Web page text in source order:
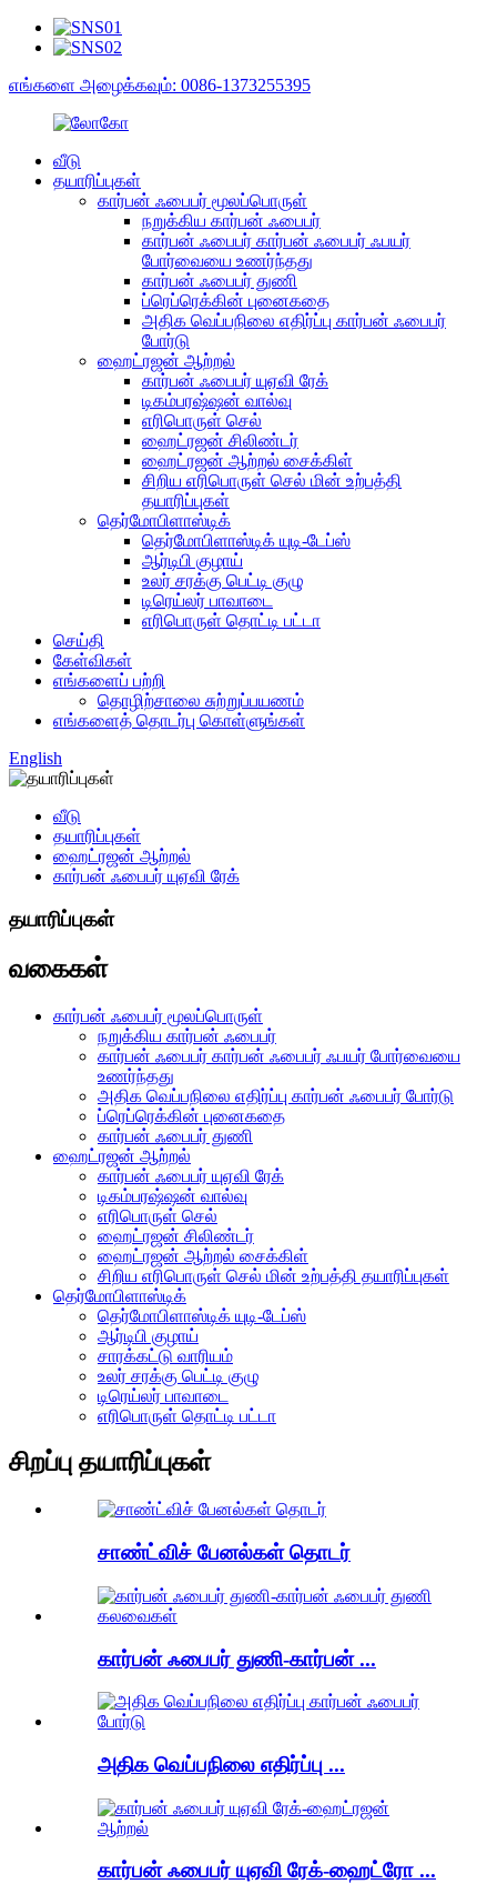
எங்களை அழைக்கவும்: 0086-1373255395
வீடு
தயாரிப்புகள்
கார்பன் ஃபைபர் மூலப்பொருள்
நறுக்கிய கார்பன் ஃபைபர்
கார்பன் ஃபைபர் கார்பன் ஃபைபர் ஃபயர்
போர்வையை உணர்ந்தது
கார்பன் ஃபைபர் துணி
ப்ரெப்ரெக்கின் புனைகதை
அதிக வெப்பநிலை எதிர்ப்பு கார்பன் ஃபைபர்
போர்டு
ஹைட்ரஜன் ஆற்றல்
கார்பன் ஃபைபர் யுஏவி ரேக்
டிகம்பரஷ்ஷன் வால்வு
எரிபொருள் செல்
ஹைட்ரஜன் சிலிண்டர்
ஹைட்ரஜன் ஆற்றல் சைக்கிள்
சிறிய எரிபொருள் செல் மின் உற்பத்தி
தயாரிப்புகள்
தெர்மோபிளாஸ்டிக்
தெர்மோபிளாஸ்டிக் யுடி-டேப்ஸ்
ஆர்டிபி குழாய்
உலர் சரக்கு பெட்டி குழு
டிரெய்லர் பாவாடை
எரிபொருள் தொட்டி பட்டா
செய்தி
கேள்விகள்
எங்களைப் பற்றி
தொழிற்சாலை சுற்றுப்பயணம்
எங்களைத் தொடர்பு கொள்ளுங்கள்
English
வீடு
தயாரிப்புகள்
ஹைட்ரஜன் ஆற்றல்
கார்பன் ஃபைபர் யுஏவி ரேக்
தயாரிப்புகள்
வகைகள்
கார்பன் ஃபைபர் மூலப்பொருள்
நறுக்கிய கார்பன் ஃபைபர்
கார்பன் ஃபைபர் கார்பன் ஃபைபர் ஃபயர் போர்வையை
உணர்ந்தது
அதிக வெப்பநிலை எதிர்ப்பு கார்பன் ஃபைபர் போர்டு
ப்ரெப்ரெக்கின் புனைகதை
கார்பன் ஃபைபர் துணி
ஹைட்ரஜன் ஆற்றல்
கார்பன் ஃபைபர் யுஏவி ரேக்
டிகம்பரஷ்ஷன் வால்வு
எரிபொருள் செல்
ஹைட்ரஜன் சிலிண்டர்
ஹைட்ரஜன் ஆற்றல் சைக்கிள்
சிறிய எரிபொருள் செல் மின் உற்பத்தி தயாரிப்புகள்
தெர்மோபிளாஸ்டிக்
தெர்மோபிளாஸ்டிக் யுடி-டேப்ஸ்
ஆர்டிபி குழாய்
சாரக்கட்டு வாரியம்
உலர் சரக்கு பெட்டி குழு
டிரெய்லர் பாவாடை
எரிபொருள் தொட்டி பட்டா
சிறப்பு தயாரிப்புகள்
சாண்ட்விச் பேனல்கள் தொடர்
கார்பன் ஃபைபர் துணி-கார்பன் ...
அதிக வெப்பநிலை எதிர்ப்பு ...
கார்பன் ஃபைபர் யுஏவி ரேக்-ஹைட்ரோ ...